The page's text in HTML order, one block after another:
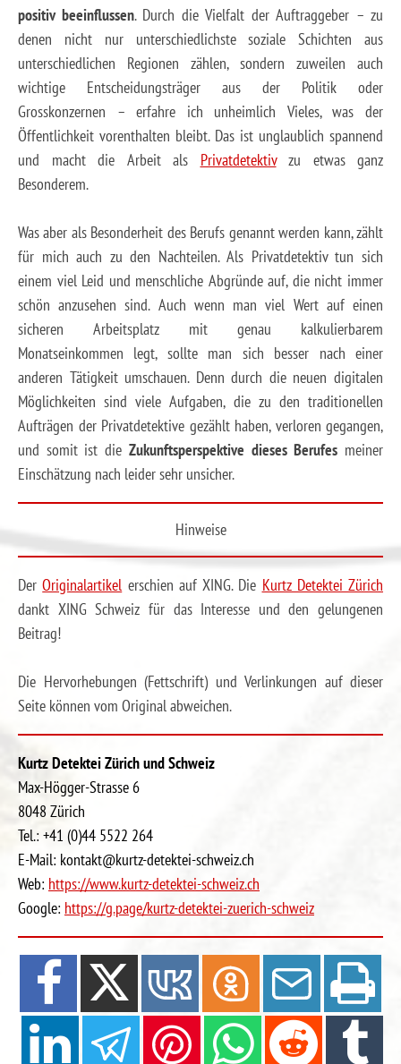
positiv beeinflussen. Durch die Vielfalt der Auftraggeber – zu
denen nicht nur unterschiedlichste soziale Schichten aus
unterschiedlichen Regionen zählen, sondern zuweilen auch
wichtige Entscheidungsträger aus der Politik oder
Grosskonzernen – erfahre ich unheimlich Vieles, was der
Öffentlichkeit vorenthalten bleibt. Das ist unglaublich spannend
und macht die Arbeit als Privatdetektivzu etwas ganz
Besonderem.
Was aber als Besonderheit des Berufs genannt werden kann, zählt
für mich auch zu den Nachteilen. Als Privatdetektiv tun sich
einem viel Leid und menschliche Abgründe auf, die nicht immer
schön anzusehen sind. Auch wenn man viel Wert auf einen
sicheren Arbeitsplatz mit genau kalkulierbarem
Monatseinkommen legt, sollte man sich besser nach einer
anderen Tätigkeit umschauen. Denn durch die neuen digitalen
Möglichkeiten sind viele Aufgaben, die zu den traditionellen
Aufträgen der Privatdetektive gezählt haben, verloren gegangen,
und somit ist die Zukunftsperspektive dieses Berufes meiner
Einschätzung nach leider sehr unsicher.
Hinweise
DerOriginalartikel erschien auf XING. Die Kurtz Detektei Zürich
dankt XING Schweiz für das Interesse und den gelungenen
Beitrag!
Die Hervorhebungen (Fettschrift) und Verlinkungen auf dieser
Seite können vom Original abweichen.
Kurtz Detektei Zürich und Schweiz
Max-Högger-Strasse 6
8048 Zürich
Tel.: +41 (0)44 5522 264
E-Mail: kontakt@kurtz-detektei-schweiz.ch
Web: https://www.kurtz-detektei-schweiz.ch
Google: https://g.page/kurtz-detektei-zuerich-schweiz